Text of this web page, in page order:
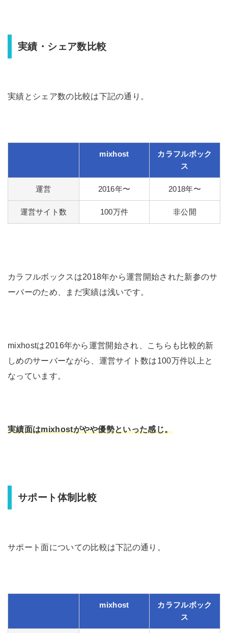
実績・シェア数比較
実績とシェア数の比較は下記の通り。
mixhost
カラフルボック
ス
運営 2016年〜 2018年〜
運営サイト数 100万件 非公開
カラフルボックスは2018年から運営開始された新参のサ
ーバーのため、まだ実績は浅いです。
mixhostは2016年から運営開始され、こちらも比較的新
しめのサーバーながら、運営サイト数は100万件以上と
なっています。
実績面はmixhostがやや優勢といった感じ。
サポート体制比較
サポート面についての比較は下記の通り。
mixhost
カラフルボック
ス